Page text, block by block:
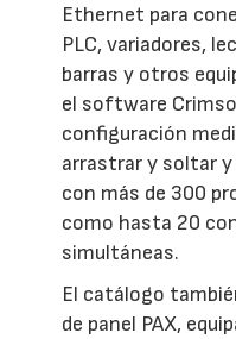
Ethernet para
PLC, variadores,
barras y otros
el software
configuración
arrastrar y soltar
con más de 300
como hasta 20
simultáneas.
El catálogo
de panel PAX,